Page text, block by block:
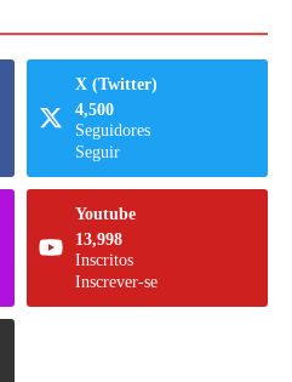
X (Twitter)
4,500
Seguidores
Seguir
Youtube
13,998
Inscritos
Inscrever-se